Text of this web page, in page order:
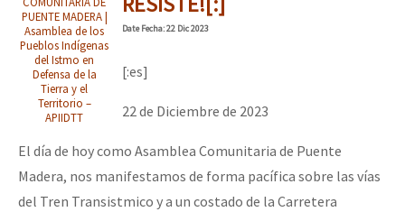
PUENTE MADERA |
Asamblea de los
Pueblos Indígenas
del Istmo en
Defensa de la
Tierra y el
Territorio –
APIIDTT
DateFecha: 22 Dic 2023
[:es]
22 de Diciembre de 2023
El día de hoy como Asamblea Comunitaria de Puente
Madera, nos manifestamos de forma pacífica sobre las vías
del Tren Transistmico y a un costado de la Carretera